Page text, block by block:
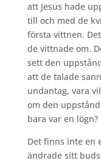
att Jesus hade
till och med de
första vittnen.
de vittnade om.
sett den
att de talade
undantag, vara
om den
bara var en lögn?
Det finns inte en
ändrade sitt